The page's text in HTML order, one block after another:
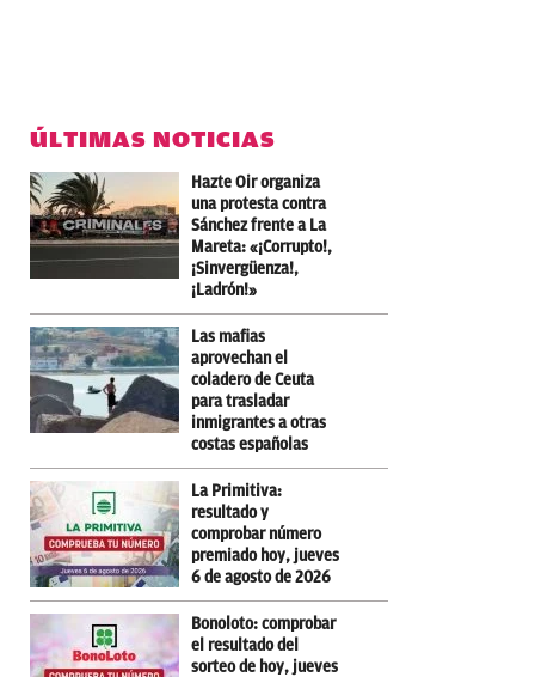
ÚLTIMAS NOTICIAS
Hazte Oir organiza
una protesta contra
Sánchez frente a La
Mareta: «¡Corrupto!,
¡Sinvergüenza!,
¡Ladrón!»
Las mafias
aprovechan el
coladero de Ceuta
para trasladar
inmigrantes a otras
costas españolas
La Primitiva:
resultado y
comprobar número
premiado hoy, jueves
6 de agosto de 2026
Bonoloto: comprobar
el resultado del
sorteo de hoy, jueves